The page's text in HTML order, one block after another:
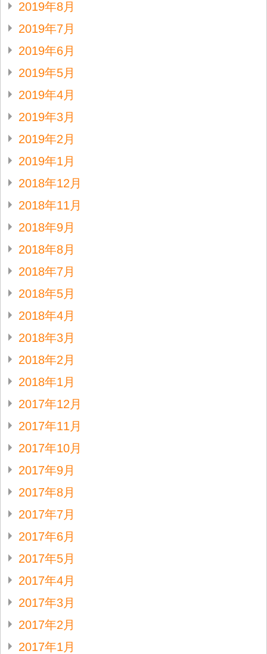
2019年8月
2019年7月
2019年6月
2019年5月
2019年4月
2019年3月
2019年2月
2019年1月
2018年12月
2018年11月
2018年9月
2018年8月
2018年7月
2018年5月
2018年4月
2018年3月
2018年2月
2018年1月
2017年12月
2017年11月
2017年10月
2017年9月
2017年8月
2017年7月
2017年6月
2017年5月
2017年4月
2017年3月
2017年2月
2017年1月